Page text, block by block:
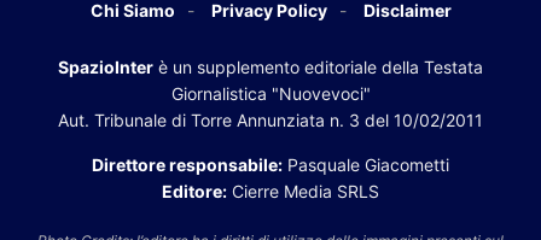
Chi Siamo Privacy Policy Disclaimer
SpazioInter è un supplemento editoriale della Testata
Giornalistica "Nuovevoci"
Aut. Tribunale di Torre Annunziata n. 3 del 10/02/2011
Direttore responsabile: Pasquale Giacometti
Editore: Cierre Media SRLS